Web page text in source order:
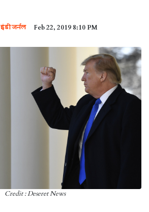
इंडी जर्नल Feb 22, 2019 8:10 PM
Credit : Deseret News